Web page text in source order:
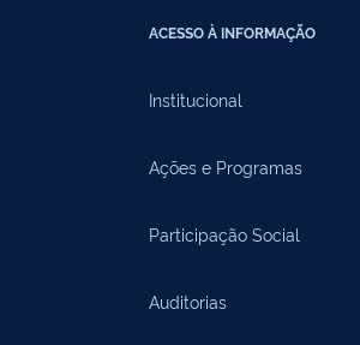
ACESSO À INFORMAÇÃO
Institucional
Ações e Programas
Participação Social
Auditorias